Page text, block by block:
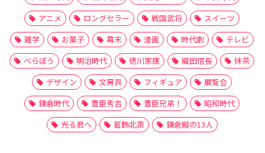
アニメ
ロングセラー 戦国武将
スイーツ
雑学
お菓子 幕末 漫画 時代劇
テレビ
べらぼう
明治時代 徳川家康 織田信長
抹茶
デザイン
文房具 フィギュア
展覧会
鎌倉時代
豊臣秀吉 豊臣兄弟！
昭和時代
光る君へ
葛飾北斎 鎌倉殿の13人